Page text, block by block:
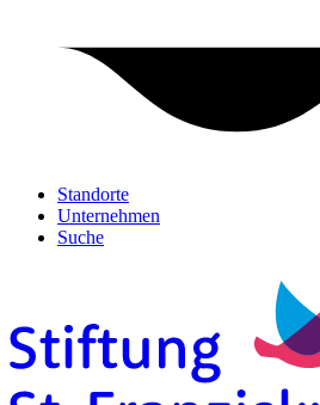
Standorte
Unternehmen
Suche